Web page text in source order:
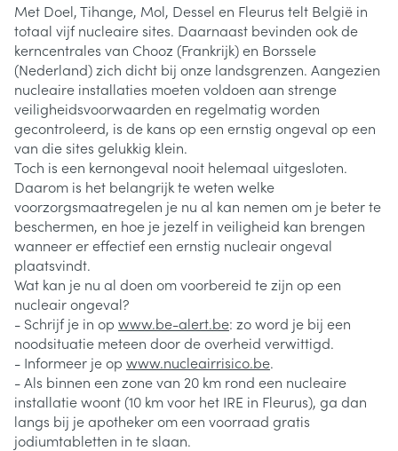
Met Doel, Tihange, Mol, Dessel en Fleurus telt België in
totaal vijf nucleaire sites. Daarnaast bevinden ook de
kerncentrales van Chooz (Frankrijk) en Borssele
(Nederland) zich dicht bij onze landsgrenzen. Aangezien
nucleaire installaties moeten voldoen aan strenge
veiligheidsvoorwaarden en regelmatig worden
gecontroleerd, is de kans op een ernstig ongeval op een
van die sites gelukkig klein.
Toch is een kernongeval nooit helemaal uitgesloten.
Daarom is het belangrijk te weten welke
voorzorgsmaatregelen je nu al kan nemen om je beter te
beschermen, en hoe je jezelf in veiligheid kan brengen
wanneer er effectief een ernstig nucleair ongeval
plaatsvindt.
Wat kan je nu al doen om voorbereid te zijn op een
nucleair ongeval?
- Schrijf je in op www.be-alert.be: zo word je bij een
noodsituatie meteen door de overheid verwittigd.
- Informeer je op www.nucleairrisico.be.
- Als binnen een zone van 20 km rond een nucleaire
installatie woont (10 km voor het IRE in Fleurus), ga dan
langs bij je apotheker om een voorraad gratis
jodiumtabletten in te slaan.